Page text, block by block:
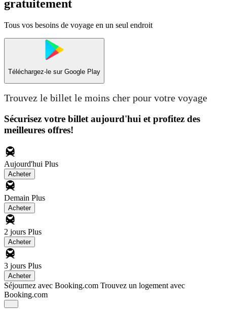
gratuitement
Tous vos besoins de voyage en un seul endroit
Téléchargez-le sur Google Play
Trouvez le billet le moins cher pour votre voyage
Sécurisez votre billet aujourd'hui et profitez des
meilleures offres!
Aujourd'hui Plus
Acheter
Demain Plus
Acheter
2 jours Plus
Acheter
3 jours Plus
Acheter
Séjournez avec Booking.com Trouvez un logement avec
Booking.com